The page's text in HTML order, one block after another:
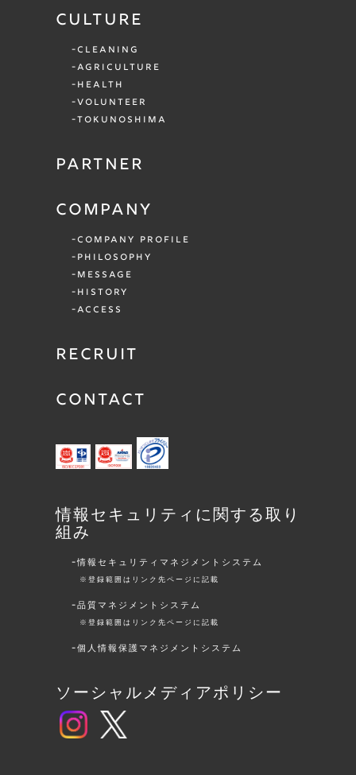
CULTURE
CLEANING
AGRICULTURE
HEALTH
VOLUNTEER
TOKUNOSHIMA
PARTNER
COMPANY
COMPANY PROFILE
PHILOSOPHY
MESSAGE
HISTORY
ACCESS
RECRUIT
CONTACT
情報セキュリティに関する取り
組み
情報セキュリティマネジメントシステム
※登録範囲はリンク先ページに記載
品質マネジメントシステム
※登録範囲はリンク先ページに記載
個人情報保護マネジメントシステム
ソーシャルメディアポリシー